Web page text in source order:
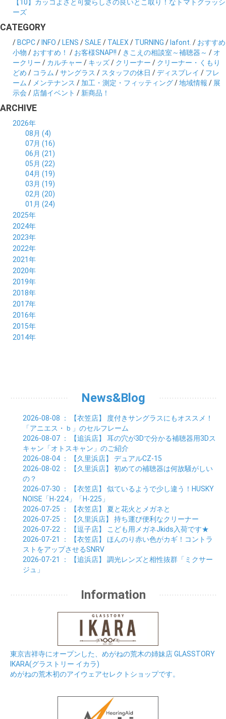
【10】カッコよさと可愛らしさの良いとこ取り！なトマトグラッシ
ーズ
CATEGORY
/BCPC/INFO /LENS /SALE / TALEX / TURNING /lafont. / おすすめ
小物 / おすすめ！ / お客様SNAP!! / きこえの相談室～補聴器～ / オ
ークリー / カルチャー / キッズ/ クリーナー / クリーナー・くもり
どめ / コラム /サングラス / スタッフの休日 /ディスプレイ / フレ
ーム / メンテナンス / 加工・測定・フィッティング/地域情報 / 展
示会 / 店舗イベント / 新商品！
ARCHIVE
2026年
08月 (4)
07月 (16)
06月 (21)
05月 (22)
04月 (19)
03月 (19)
02月 (20)
01月 (24)
2025年
12月 (14)
11月 (17)
10月 (21)
09月 (20)
08月 (20)
07月 (18)
06月 (22)
05月 (21)
04月 (19)
03月 (19)
02月 (19)
01月 (21)
2024年
12月 (19)
11月 (21)
10月 (23)
09月 (23)
08月 (20)
07月 (21)
06月 (22)
05月 (18)
04月 (26)
03月 (23)
02月 (29)
2023年
12月 (19)
11月 (19)
10月 (20)
09月 (22)
08月 (24)
07月 (26)
06月 (25)
05月 (28)
04月 (26)
03月 (30)
2022年
12月 (36)
11月 (16)
10月 (22)
09月 (20)
08月 (18)
07月 (21)
06月 (23)
05月 (25)
04月 (20)
2021年
12月 (18)
11月 (19)
10月 (20)
09月 (24)
08月 (35)
07月 (17)
06月 (25)
05月 (31)
2020年
12月 (19)
11月 (23)
10月 (24)
09月 (29)
08月 (26)
07月 (25)
06月 (21)
2019年
12月 (26)
11月 (21)
10月 (26)
09月 (26)
08月 (31)
07月 (22)
2018年
12月 (22)
11月 (28)
10月 (23)
09月 (27)
08月 (24)
01月 (24)
2017年
12月 (20)
11月 (22)
10月 (21)
02月 (20)
01月 (23)
2016年
12月 (26)
11月 (21)
03月 (25)
02月 (30)
01月 (33)
2015年
12月 (36)
06月 (15)
04月 (9)
03月 (7)
02月 (7)
01月 (9)
2014年
News&Blog
2026-08-08 ： 【衣笠店】
度付きサングラスにもオススメ！
「アニエス・ｂ」のセルフレーム
2026-08-07 ： 【追浜店】 耳の穴が3Dで分かる補聴器用3Dス
キャン「オトスキャン」のご紹介
2026-08-04 ： 【久里浜店】 デュアルCZ-15
2026-08-02 ： 【久里浜店】 初めての補聴器は何故騒がしい
の？
2026-07-30 ： 【衣笠店】 似ているようで少し違う！HUSKY
NOISE「H-224」「H-225」
2026-07-25 ： 【衣笠店】 夏と花火とメガネと
2026-07-25 ： 【久里浜店】 持ち運び便利なクリーナー
2026-07-22 ： 【逗子店】
こども用メガネJkids入荷です★
2026-07-21
： 【衣笠店】 ほんのり赤い色がカギ！コントラ
ストをアップさせるSNRV
2026-07-21
： 【追浜店】 調光レンズと相性抜群「ミクサー
ジュ」
Information
東京吉祥寺にオープンした、めがねの荒木の姉妹店 GLASSTORY
IKARA(グラストリー イカラ)
めがねの荒木初のアイウェアセレクトショップです。